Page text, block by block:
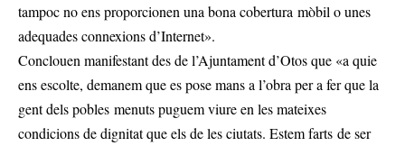
tampoc no ens proporcionen una bona cobertura mòbil o unes
adequades connexions d’Internet».
Conclouen manifestant des de l’Ajuntament d’Otos que «a quie
ens escolte, demanem que es pose mans a l’obra per a fer que la
gent dels pobles menuts puguem viure en les mateixes
condicions de dignitat que els de les ciutats. Estem farts de ser